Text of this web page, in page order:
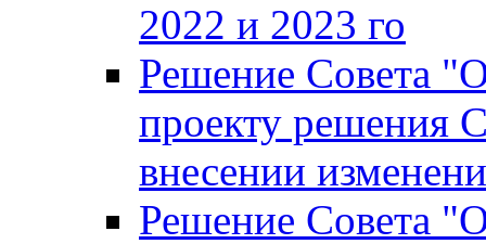
2022 и 2023 го
Решение Совета
проекту решения
внесении
Решение Совета